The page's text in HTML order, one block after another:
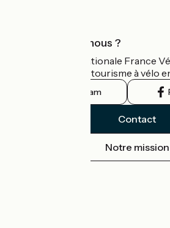
Qui sommes-nous ?
L'association nationale France
guide officiel du tourisme à vélo
Instagram
Contact
Notre mission